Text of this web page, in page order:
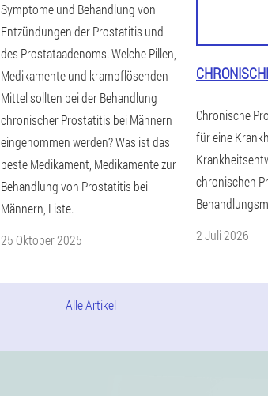
Symptome und Behandlung von
Entzündungen der Prostatitis und
des Prostataadenoms. Welche Pillen,
Medikamente und krampflösenden
Mittel sollten bei der Behandlung
chronischer Prostatitis bei Männern
eingenommen werden? Was ist das
beste Medikament, Medikamente zur
Behandlung von Prostatitis bei
Männern, Liste.
25 Oktober 2025
Chronische
für eine
chronischen
2 Juli 2026
Alle Artikel